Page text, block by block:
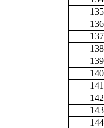
135
136
137
138
139
140
141
142
143
144